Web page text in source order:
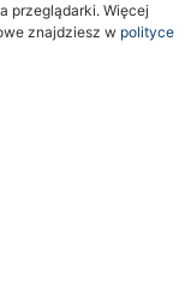
przeglądarki. Więcej
znajdziesz w polityce